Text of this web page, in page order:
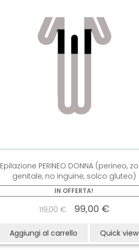
Epilazione PERINEO DONNA (perineo,
genitale, no inguine, solco gluteo)
IN OFFERTA!
119,00 € 99,00 €
Aggiungi al carrello Quick view